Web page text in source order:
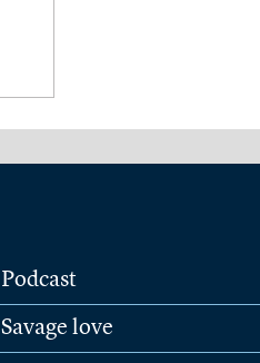
Podcast
Savage love